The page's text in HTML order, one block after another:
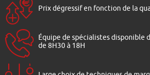
Prix dégressif en fonction de la
Équipe de spécialistes disponible
de 8H30 à 18H